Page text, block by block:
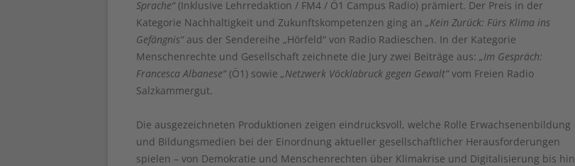
Sprache“(Inklusive Lehrredaktion / FM4 / Ö1 Campus Radio) prämiert. Der Preis in der
Kategorie Nachhaltigkeit und Zukunftskompetenzen ging an „Kein Zurück: Fürs Klima ins
Gefängnis“aus der Sendereihe „Hörfeld“ von Radio Radieschen. In der Kategorie
Menschenrechte und Gesellschaft zeichnete die Jury zwei Beiträge aus: „Im Gespräch:
Francesca Albanese“(Ö1) sowie „Netzwerk Vöcklabruck gegen Gewalt“vom Freien Radio
Salzkammergut.
Die ausgezeichneten Produktionen zeigen eindrucksvoll, welche Rolle Erwachsenenbildung
und Bildungsmedien bei der Einordnung aktueller gesellschaftlicher Herausforderungen
spielen – von Demokratie und Menschenrechten über Klimakrise und Digitalisierung bis hin